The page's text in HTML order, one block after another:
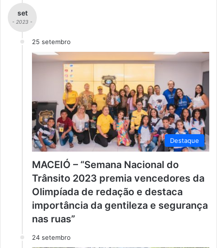
set
- 2023 -
25 setembro
Destaque
MACEIÓ – “Semana Nacional do
Trânsito 2023 premia vencedores da
Olimpíada de redação e destaca
importância da gentileza e segurança
nas ruas”
24 setembro